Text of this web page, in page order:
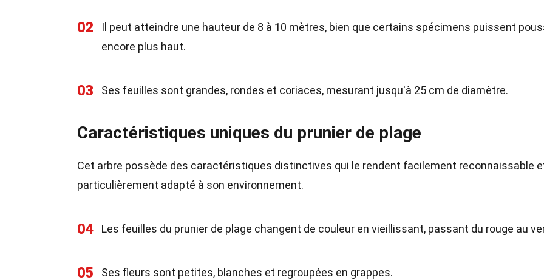
02
Il peut atteindre une hauteur de 8 à 10 mètres, bien que certains spécimens puissent
encore plus haut.
03 Ses feuilles sont grandes, rondes et coriaces, mesurant jusqu'à 25 cm de diamètre.
Caractéristiques uniques du prunier de plage
Cet arbre possède des caractéristiques distinctives qui le rendent facilement reconnaissable
particulièrement adapté à son environnement.
04 Les feuilles du prunier de plage changent de couleur en vieillissant, passant du rouge au
05 Ses fleurs sont petites, blanches et regroupées en grappes.